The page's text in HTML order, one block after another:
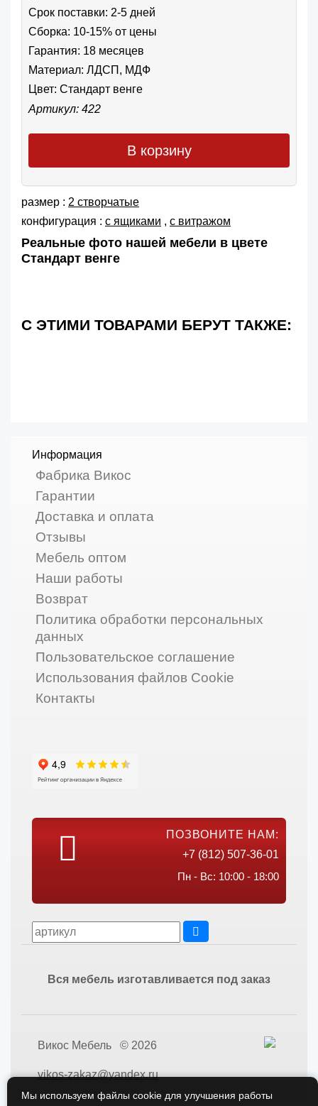
Срок поставки: 2-5 дней
Сборка: 10-15% от цены
Гарантия: 18 месяцев
Материал: ЛДСП, МДФ
Цвет: Стандарт венге
Артикул: 422
В корзину
размер : 2 створчатые
конфигурация : с ящиками , с витражом
Реальные фото нашей мебели в цвете
Стандарт венге
С ЭТИМИ ТОВАРАМИ БЕРУТ ТАКЖЕ:
Информация
Фабрика Викос
Гарантии
Доставка и оплата
Отзывы
Мебель оптом
Наши работы
Возврат
Политика обработки персональных
данных
Пользовательское соглашение
Использования файлов Cookie
Контакты
ПОЗВОНИТЕ НАМ:
+7 (812) 507-36-01
Пн - Вс: 10:00 - 18:00
Вся мебель изготавливается под заказ
Викос Мебель © 2026
vikos-zakaz@yandex.ru
Мы используем файлы cookie для улучшения работы